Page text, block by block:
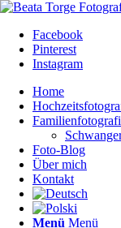
Facebook
Pinterest
Instagram
Home
Foto-Blog
Über mich
Kontakt
Menü Menü